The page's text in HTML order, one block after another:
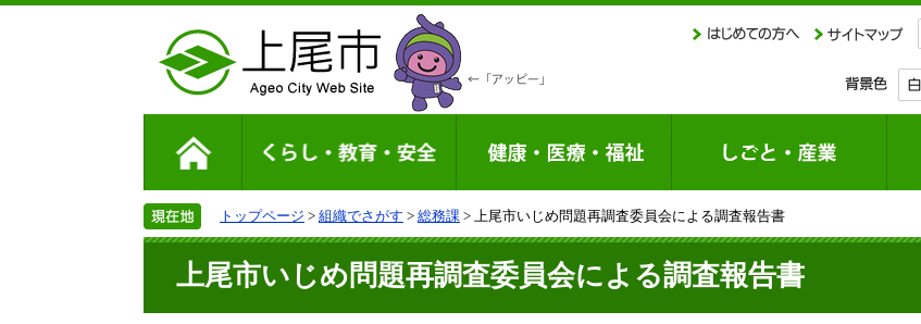
トップページ > 組織でさがす > 総務課 > 上尾市いじめ問題再調査委員会による調査報告書
上尾市いじめ問題再調査委員会による調査報告書